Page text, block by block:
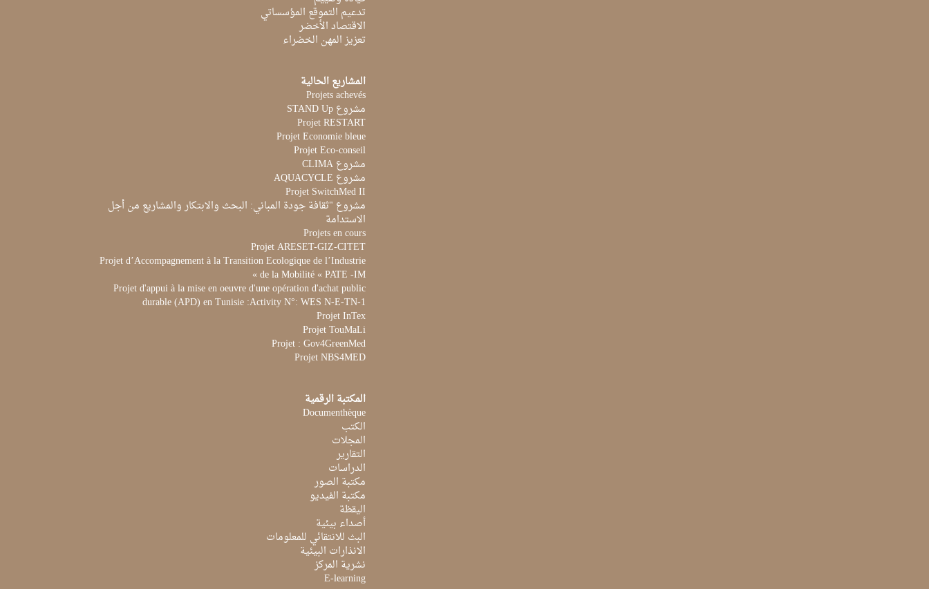
تدعيم التموقع المؤسساتي
الاقتصاد الأخضر
تعزيز المهن الخضراء
المشاريع الحالية
Projets achevés
مشروع STAND Up
Projet RESTART
Projet Economie bleue
Projet Eco-conseil
مشروع CLIMA
مشروع AQUACYCLE
Projet SwitchMed II
مشروع "ثقافة جودة المباني: البحث والابتكار والمشاريع من أجل
الاستدامة
Projets en cours
Projet ARESET-GIZ-CITET
Projet d’Accompagnement à la Transition Ecologique de l’Industrie
de la Mobilité « PATE -IM »
Projet d'appui à la mise en oeuvre d'une opération d'achat public
durable (APD) en Tunisie :Activity N°: WES N-E-TN-1
Projet InTex
Projet TouMaLi
Projet : Gov4GreenMed
Projet NBS4MED
المكتبة الرقمية
Documenthèque
الكتب
المجلات
التقارير
الدراسات
مكتبة الصور
مكتبة الفيديو
اليقظة
أصداء بيئية
البث للانتقائي للمعلومات
الانذارات البيئية
نشرية المركز
E-learning